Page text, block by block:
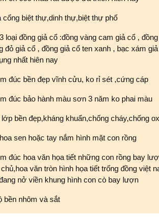
biệt thự,dinh thự,biệt thự phố
loại đồng giả cổ :đồng vàng cam giả cổ ,
đỏ giả cổ , đồng giả cổ ten xanh , bạc xám
nhất hiên nay
đúc bền đẹp vĩnh cửu, ko rỉ sét ,cứng cáp
đúc bảo hành màu sơn 3 năm ko phai màu
bền đẹp,kháng khuẩn,chống cháy,chống
sen hoặc tay nắm hình mặt con rồng
đúc hoa văn họa tiết những con rồng bay
văn tròn hình họa tiết trống đồng việt
nở viền khung hình con cò bay lượn
bền nhôm và sắt